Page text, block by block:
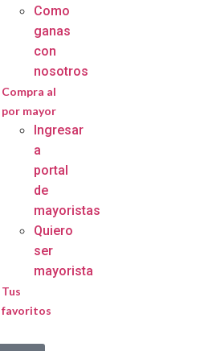
Como
ganas
con
nosotros
Compra al
por mayor
Ingresar
a
portal
de
mayoristas
Quiero
ser
mayorista
Tus
favoritos